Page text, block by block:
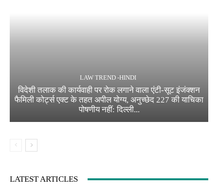
LAW TREND -HINDI
विदेशी तलाक की कार्यवाही पर रोक लगाने वाला एंटी-सूट इंजंक्शन
फैमिली कोर्ट्स एक्ट के तहत अपील योग्य, अनुच्छेद 227 की याचिका
पोषणीय नहीं: दिल्ली...
LATEST ARTICLES